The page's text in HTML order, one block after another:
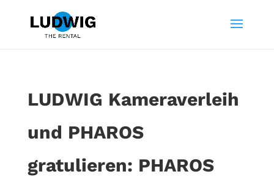
LUDWIG Kameraverleih
und PHAROS
gratulieren: PHAROS